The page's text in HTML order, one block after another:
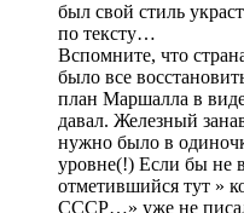
был свой стиль
по тексту…
Вспомните, что
было все
план Маршалла в
давал. Железный
нужно было в
уровне(!) Если бы не
отметившийся тут »
СССР…» уже не